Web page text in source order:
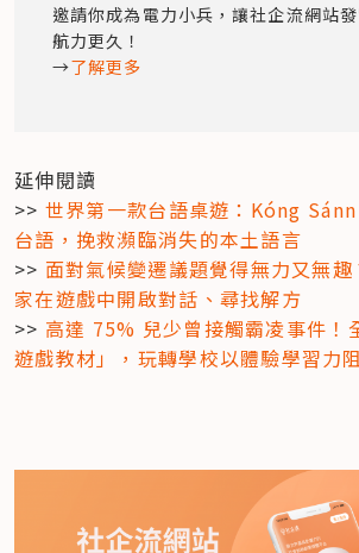
邀請你成為電力小兵，讓社企流網站
航力更久！
→了解更多
延伸閱讀
>> 世界第一款台語桌遊：Kóng
台語，挽救瀕臨消失的本土語言
>> 面對氣候變遷議題覺得無力又無
家在遊戲中開啟對話、尋找解方
>> 高達 75% 兒少曾接觸霸凌事件！
遊戲教材」，玩轉學校以體驗學習力